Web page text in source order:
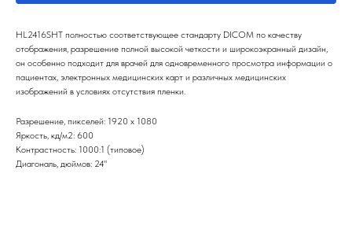
HL2416SHT полностью соответствующее стандарту DICOM по качеству
отображения, разрешение полной высокой четкости и широкоэкранный дизайн,
он особенно подходит для врачей для одновременного просмотра информации о
пациентах, электронных медицинских карт и различных медицинских
изображений в условиях отсутствия пленки.
Разрешение, пикселей: 1920 x 1080
Яркость, кд/м2: 600
Контрастность: 1000:1 (типовое)
Диагональ, дюймов: 24"